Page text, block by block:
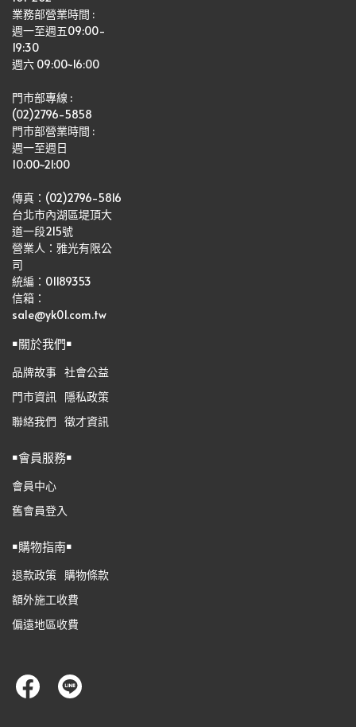
業務部營業時間 :
週一至週五09:00-
19:30
週六 09:00~16:00
門市部專線 :
(02)2796-5858
門市部營業時間 :
週一至週日
10:00~21:00
傳真：(02)2796-5816
台北市內湖區堤頂大
道一段215號
營業人：雅光有限公
司
統編：01189353
信箱：
sale@yk01.com.tw
￭關於我們￭
品牌故事 社會公益
門市資訊
隱私政策
聯絡我們 徵才資訊
￭會員服務￭
會員中心
舊會員登入
￭購物指南￭
退款政策 購物條款
額外施工收費
偏遠地區收費